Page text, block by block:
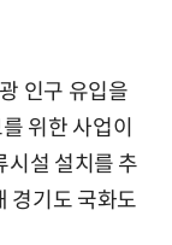
인구 유입을
위한 사업이
시설 설치를 추
경기도 국화도